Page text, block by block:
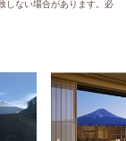
しない場合があります。必